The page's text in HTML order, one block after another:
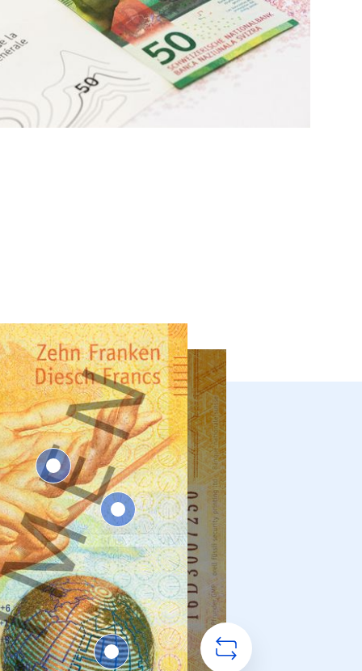
rappresentato
è illustrato da un'azione,
vengono più raffigurate